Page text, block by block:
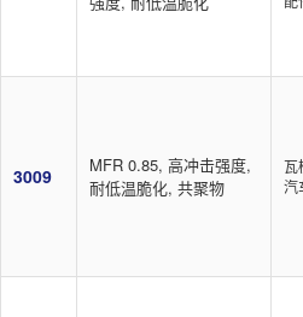
3009
MFR 0.85, 高冲击强度,
耐低温脆化, 共聚物
瓦
汽